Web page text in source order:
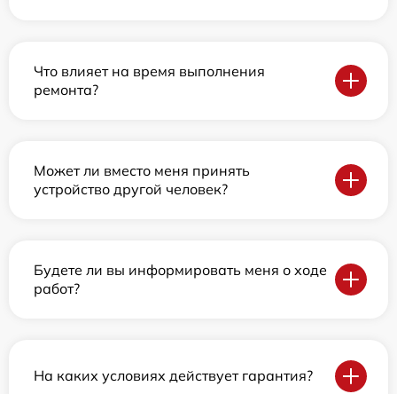
Что влияет на время выполнения
ремонта?
Может ли вместо меня принять
устройство другой человек?
Будете ли вы информировать меня о ходе
работ?
На каких условиях действует гарантия?